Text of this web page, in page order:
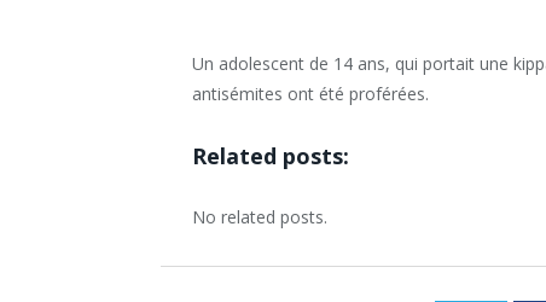
Un adolescent de 14 ans, qui portait une
antisémites ont été proférées.
Related posts:
No related posts.